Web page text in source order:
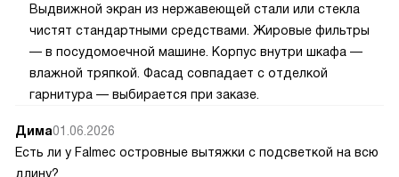
Выдвижной экран из нержавеющей стали или стекла
чистят стандартными средствами. Жировые фильтры
— в посудомоечной машине. Корпус внутри шкафа —
влажной тряпкой. Фасад совпадает с отделкой
гарнитура — выбирается при заказе.
Дима01.06.2026
Есть ли у Falmec островные вытяжки с подсветкой на всю
длину?